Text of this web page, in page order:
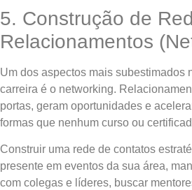
5. Construção de
Relacionamentos
Um dos aspectos mais subestimados
carreira é o networking.
portas, geram oportunidades e
formas que nenhum curso ou
Construir uma rede de contatos
presente em eventos da sua área,
com colegas e líderes, buscar